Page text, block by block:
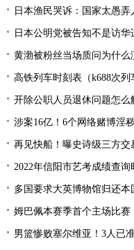
日本渔民哭诉：国家太愚
日本公明党被告知不是访
黄渤被粉丝当场质问为什
高铁列车时刻表（k688次列
开除公职人员退休问题怎么
涉案16亿！6个网络赌博淫
再见快船！曝史诗级三方
2022年信阳市艺考成绩查
多国要求大英博物馆归还
姆巴佩本赛季首个主场比
男篮惨败塞尔维亚！3人已